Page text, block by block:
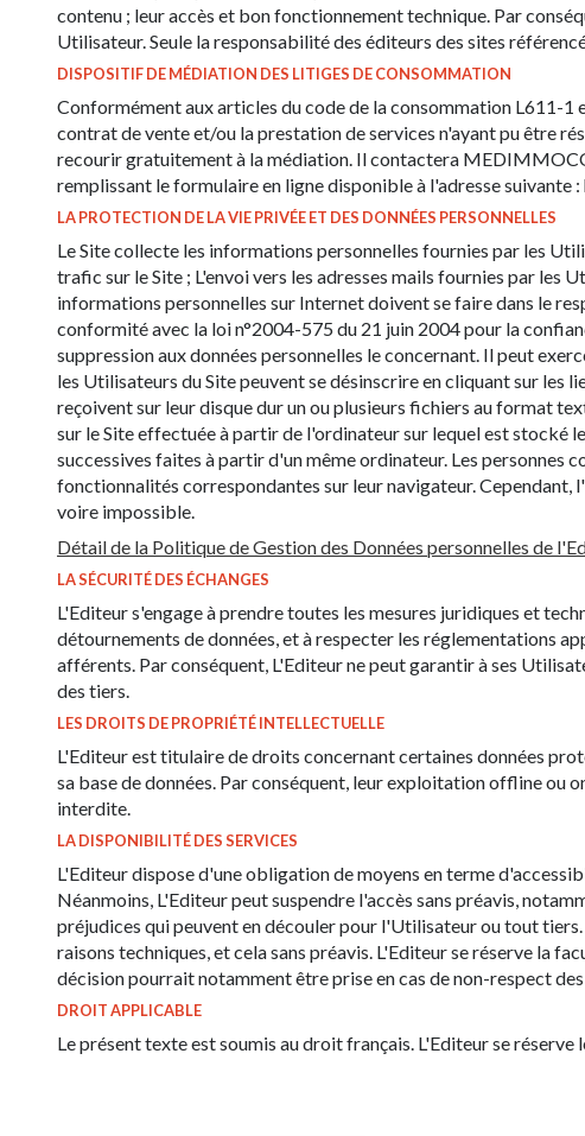
contenu ; leur accès et bon fonctionnement technique. Par
Utilisateur. Seule la responsabilité des éditeurs des sites
DISPOSITIF DE MÉDIATION DES LITIGES DE CONSOMMATION
Conformément aux articles du code de la consommation L611-
contrat de vente et/ou la prestation de services n'ayant pu être
recourir gratuitement à la médiation. Il contactera
remplissant le formulaire en ligne disponible à l'adresse
LA PROTECTION DE LA VIE PRIVÉE ET DES DONNÉES PERSONNELLES
Le Site collecte les informations personnelles fournies par les
trafic sur le Site ; L'envoi vers les adresses mails fournies par
informations personnelles sur Internet doivent se faire dans le
conformité avec la loi n°2004-575 du 21 juin 2004 pour la
suppression aux données personnelles le concernant. Il peut
les Utilisateurs du Site peuvent se désinscrire en cliquant sur les
reçoivent sur leur disque dur un ou plusieurs fichiers au format
sur le Site effectuée à partir de l'ordinateur sur lequel est stocké
successives faites à partir d'un même ordinateur. Les personnes
fonctionnalités correspondantes sur leur navigateur. Cependant,
voire impossible.
Détail de la Politique de Gestion des Données personnelles de
LA SÉCURITÉ DES ÉCHANGES
L'Editeur s'engage à prendre toutes les mesures juridiques et
détournements de données, et à respecter les réglementations
afférents. Par conséquent, L'Editeur ne peut garantir à ses
des tiers.
LES DROITS DE PROPRIÉTÉ INTELLECTUELLE
L'Editeur est titulaire de droits concernant certaines données
sa base de données. Par conséquent, leur exploitation offline ou
interdite.
LA DISPONIBILITÉ DES SERVICES
L'Editeur dispose d'une obligation de moyens en terme
Néanmoins, L'Editeur peut suspendre l'accès sans préavis,
préjudices qui peuvent en découler pour l'Utilisateur ou tout
raisons techniques, et cela sans préavis. L'Editeur se réserve la
décision pourrait notamment être prise en cas de non-respect
DROIT APPLICABLE
Le présent texte est soumis au droit français. L'Editeur se